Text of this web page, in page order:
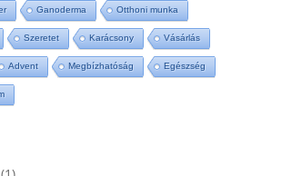
Ganoderma Otthoni munka
Szeretet Karácsony Vásárlás
Advent Megbízhatóság Egészség